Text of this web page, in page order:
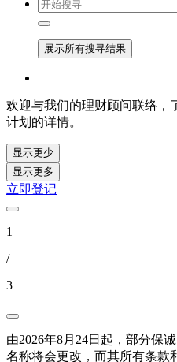
展示所有搜寻结果
欢迎与我们的理财顾问联络，
计划的详情。
显示更少
显示更多
立即登记
1
/
3
由2026年8月24日起，部分保
名称将会更改，而其所有条款